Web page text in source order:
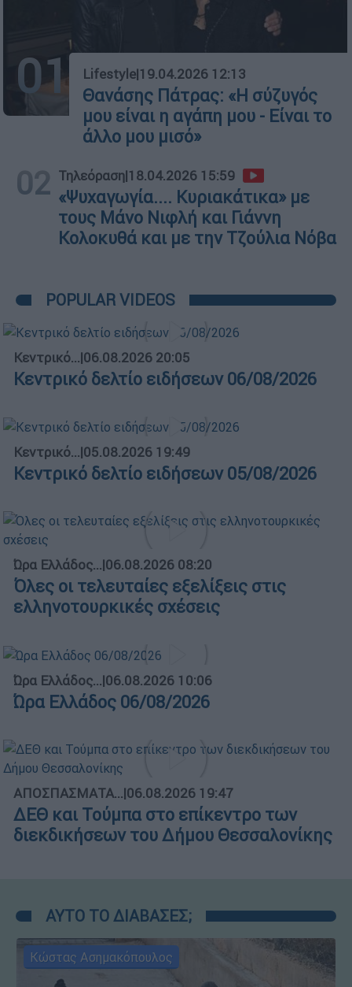
01 Lifestyle|19.04.2026 12:13
Θανάσης Πάτρας: «Η σύζυγός
μου είναι η αγάπη μου - Είναι το
άλλο μου μισό»
02 Τηλεόραση|18.04.2026 15:59
«Ψυχαγωγία.... Κυριακάτικα» με
τους Μάνο Νιφλή και Γιάννη
Κολοκυθά και με την Τζούλια Νόβα
POPULAR VIDEOS
Κεντρικό...|06.08.2026 20:05
Κεντρικό δελτίο ειδήσεων 06/08/2026
Κεντρικό...|05.08.2026 19:49
Κεντρικό δελτίο ειδήσεων 05/08/2026
Ώρα Ελλάδος...|06.08.2026 08:20
Όλες οι τελευταίες εξελίξεις στις
ελληνοτουρκικές σχέσεις
Ώρα Ελλάδος...|06.08.2026 10:06
Ώρα Ελλάδος 06/08/2026
ΑΠΟΣΠΑΣΜΑΤΑ...|06.08.2026 19:47
ΔΕΘ και Τούμπα στο επίκεντρο των
διεκδικήσεων του Δήμου Θεσσαλονίκης
ΑΥΤΟ ΤΟ ΔΙΑΒΑΣΕΣ;
Κώστας Ασημακόπουλος